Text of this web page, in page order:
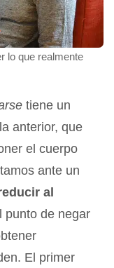
lo que realmente
tiene un
anterior, que
el cuerpo
ante un
al
punto de negar
El primer